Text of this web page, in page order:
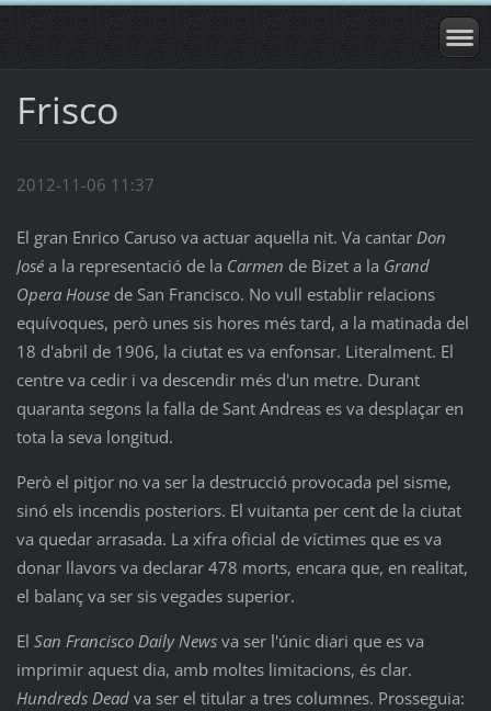
Frisco
2012-11-06 11:37
El gran Enrico Caruso va actuar aquella nit. Va cantar Don
Joséa la representació de la Carmen de Bizet a la Grand
Opera Housede San Francisco. No vull establir relacions
equívoques, però unes sis hores més tard, a la matinada del
18 d'abril de 1906, la ciutat es va enfonsar. Literalment. El
centre va cedir i va descendir més d'un metre. Durant
quaranta segons la falla de Sant Andreas es va desplaçar en
tota la seva longitud.
Però el pitjor no va ser la destrucció provocada pel sisme,
sinó els incendis posteriors. El vuitanta per cent de la ciutat
va quedar arrasada. La xifra oficial de víctimes que es va
donar llavors va declarar 478 morts, encara que, en realitat,
el balanç va ser sis vegades superior.
El San Francisco Daily Newsva ser l'únic diari que es va
imprimir aquest dia, amb moltes limitacions, és clar.
Hundreds Deadva ser el titular a tres columnes. Prosseguia: